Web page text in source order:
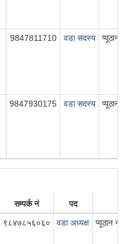
9847811710 वडा सदस्य प्यूठान
9847930175 वडा सदस्य प्यूठान
सम्पर्क नं पद
९८४७८५६०६० वडा अध्यक्ष प्यूठान